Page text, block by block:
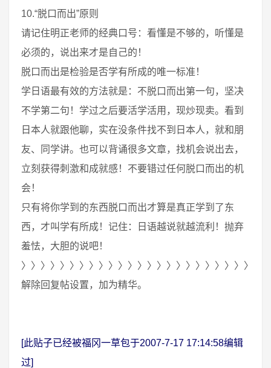
10.“脱口而出”原则
请记住明正老师的经典口号：看懂是不够的，听懂是
必须的，说出来才是自己的！
脱口而出是检验是否学有所成的唯一标准！
学日语最有效的方法就是：不脱口而出第一句，坚决
不学第二句！学过之后要活学活用，现炒现卖。看到
日本人就跟他聊，实在没条件找不到日本人，就和朋
友、同学讲。也可以背诵很多文章，找机会说出去，
立刻获得刺激和成就感！不要错过任何脱口而出的机
会！
只有将你学到的东西脱口而出才算是真正学到了东
西，才叫学有所成！记住：日语越说就越流利！抛弃
羞怯，大胆的说吧！
〉〉〉〉〉〉〉〉〉〉〉〉〉〉〉〉〉〉〉〉〉〉〉〉〉
解除回复帖设置，加为精华。
[此贴子已经被福冈一草包于2007-7-17 17:14:58编辑
过]